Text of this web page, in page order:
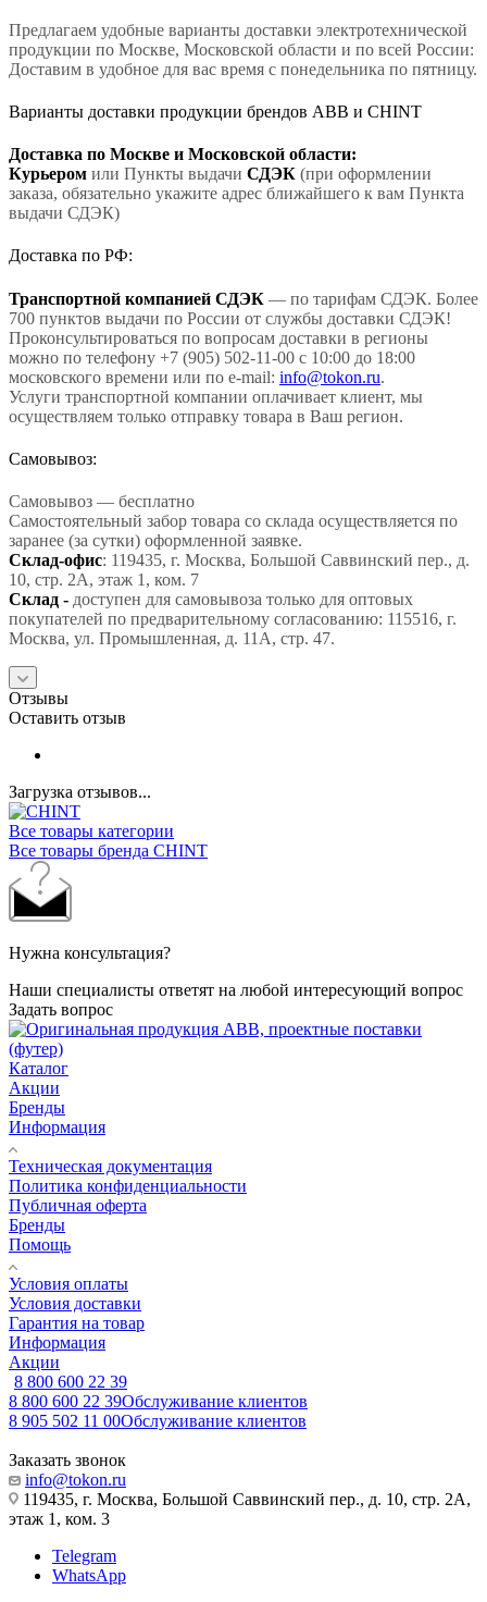
Предлагаем удобные варианты доставки электротехнической
продукции по Москве, Московской области и по всей России:
Доставим в удобное для вас время с понедельника по пятницу.
Варианты доставки продукции брендов ABB и CHINT
Доставка по Москве и Московской области:
Курьером или Пункты выдачи СДЭК (при оформлении
заказа, обязательно укажите адрес ближайшего к вам Пункта
выдачи СДЭК)
Доставка по РФ:
Транспортной компанией СДЭК — по тарифам СДЭК. Более
700 пунктов выдачи по России от службы доставки СДЭК!
Проконсультироваться по вопросам доставки в регионы
можно по телефону +7 (905) 502-11-00 с 10:00 до 18:00
московского времени или по e-mail: info@tokon.ru.
Услуги транспортной компании оплачивает клиент, мы
осуществляем только отправку товара в Ваш регион.
Самовывоз:
Самовывоз — бесплатно
Самостоятельный забор товара со склада осуществляется по
заранее (за сутки) оформленной заявке.
Склад-офис: 119435, г. Москва, Большой Саввинский пер., д.
10, стр. 2А, этаж 1, ком. 7
Склад - доступен для самовывоза только для оптовых
покупателей по предварительному согласованию: 115516, г.
Москва, ул. Промышленная, д. 11А, стр. 47.
Отзывы
Оставить отзыв
Загрузка отзывов...
Все товары категории
Все товары бренда CHINT
Нужна консультация?
Наши специалисты ответят на любой интересующий вопрос
Задать вопрос
Каталог
Акции
Бренды
Информация
Техническая документация
Политика конфиденциальности
Публичная оферта
Бренды
Помощь
Условия оплаты
Условия доставки
Гарантия на товар
Информация
Акции
8 800 600 22 39
8 800 600 22 39Обслуживание клиентов
8 905 502 11 00Обслуживание клиентов
Заказать звонок
info@tokon.ru
119435, г. Москва, Большой Саввинский пер., д. 10, стр. 2А,
этаж 1, ком. 3
Telegram
WhatsApp